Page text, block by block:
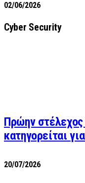
02/06/2026
Cyber Security
Πρώην
κατηγορείται
20/07/2026